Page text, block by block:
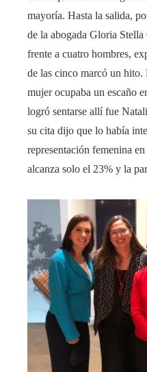
mayoría. Hasta la salida,
de la abogada Gloria
frente a cuatro hombres,
de las cinco marcó un hito.
mujer ocupaba un escaño
logró sentarse allí fue
su cita dijo que lo había
representación femenina
alcanza solo el 23% y la